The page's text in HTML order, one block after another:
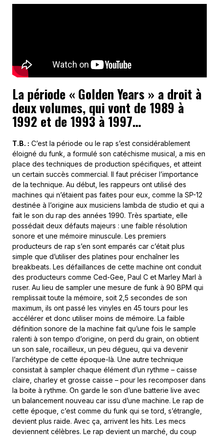
La période « Golden Years » a droit à
deux volumes, qui vont de 1989 à
1992 et de 1993 à 1997…
T.B. : C’est la période ou le rap s’est considérablement
éloigné du funk, a formulé son catéchisme musical, a mis en
place des techniques de production spécifiques, et atteint
un certain succès commercial. Il faut préciser l’importance
de la technique. Au début, les rappeurs ont utilisé des
machines qui n’étaient pas faites pour eux, comme la SP-12
destinée à l’origine aux musiciens lambda de studio et qui a
fait le son du rap des années 1990. Très spartiate, elle
possédait deux défauts majeurs : une faible résolution
sonore et une mémoire minuscule. Les premiers
producteurs de rap s’en sont emparés car c’était plus
simple que d’utiliser des platines pour enchaîner les
breakbeats. Les défaillances de cette machine ont conduit
des producteurs comme Ced-Gee, Paul C et Marley Marl à
ruser. Au lieu de sampler une mesure de funk à 90 BPM qui
remplissait toute la mémoire, soit 2,5 secondes de son
maximum, ils ont passé les vinyles en 45 tours pour les
accélérer et donc utiliser moins de mémoire. La faible
définition sonore de la machine fait qu’une fois le sample
ralenti à son tempo d’origine, on perd du grain, on obtient
un son sale, rocailleux, un peu dégueu, qui va devenir
l’archétype de cette époque-là. Une autre technique
consistait à sampler chaque élément d’un rythme – caisse
claire, charley et grosse caisse – pour les recomposer dans
la boite à rythme. On garde le son d’une batterie live avec
un balancement nouveau car issu d’une machine. Le rap de
cette époque, c’est comme du funk qui se tord, s’étrangle,
devient plus raide. Avec ça, arrivent les hits. Les mecs
deviennent célèbres. Le rap devient un marché, du coup